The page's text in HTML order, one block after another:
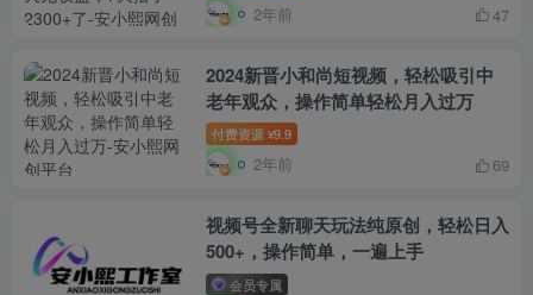
2年前 47
2024新晋小和尚短视频，轻松吸引中
老年观众，操作简单轻松月入过万
付费资源 ¥9.9
2年前 69
视频号全新聊天玩法纯原创，轻松日入
500+，操作简单，一遍上手
会员专属